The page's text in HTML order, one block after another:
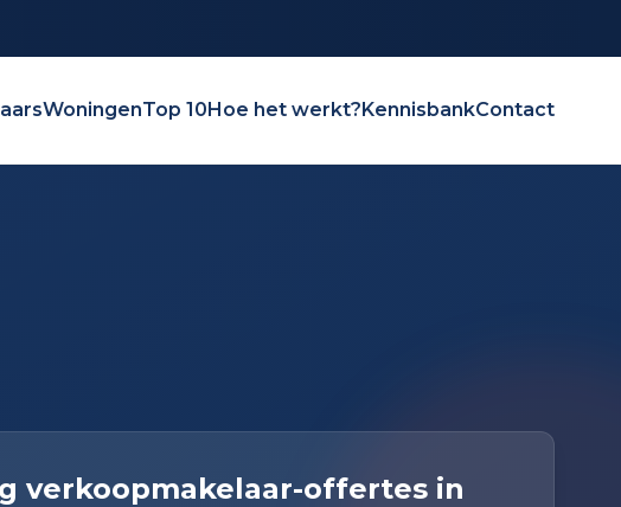
WoningenTop 10Hoe het werkt?KennisbankContact
verkoopmakelaar-offertes in